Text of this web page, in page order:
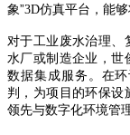
象”3D仿真平台，能
对于工业废水治理、
水厂或制造企业，世
数据集成服务。在
判，为项目的环保设
领先与数字化环境管